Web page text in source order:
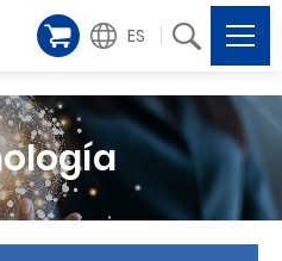
ES